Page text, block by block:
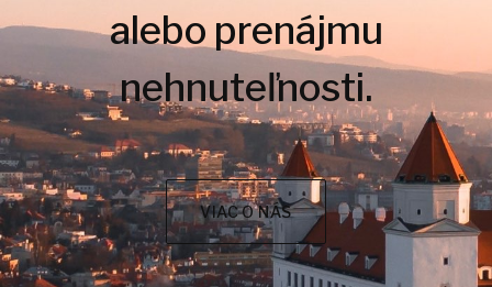
alebo prenájmu
nehnuteľnosti.
VIAC O NÁS